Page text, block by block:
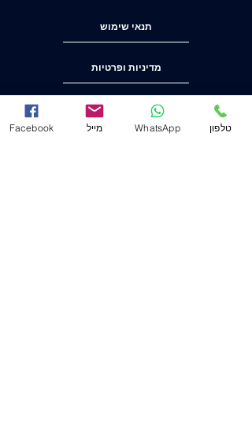
תנאי שימוש
מדיניות ופרטיות
הצהרת נגישות
Facebook מייל WhatsApp טלפון